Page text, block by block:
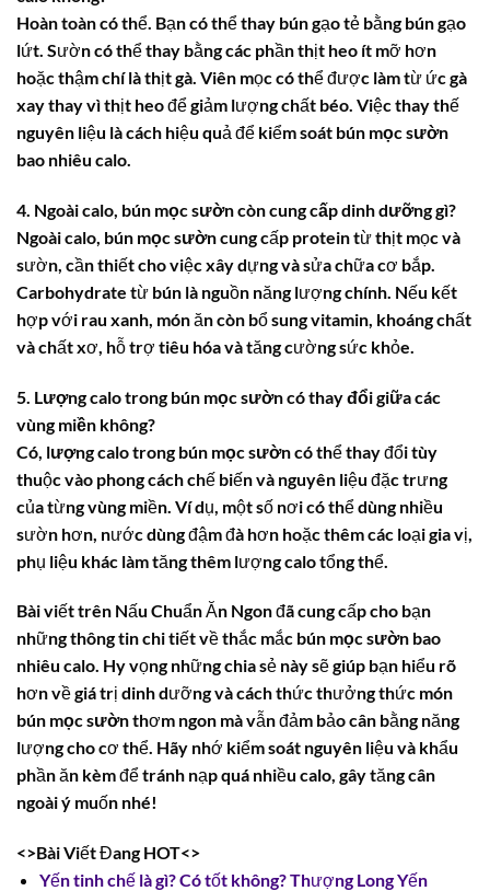
Hoàn toàn có thể. Bạn có thể thay bún gạo tẻ bằng bún gạo
lứt. Sườn có thể thay bằng các phần thịt heo ít mỡ hơn
hoặc thậm chí là thịt gà. Viên mọc có thể được làm từ ức gà
xay thay vì thịt heo để giảm lượng chất béo. Việc thay thế
nguyên liệu là cách hiệu quả để kiểm soát bún mọc sườn
bao nhiêu calo.
4. Ngoài calo, bún mọc sườn còn cung cấp dinh dưỡng gì?
Ngoài calo, bún mọc sườncung cấp protein từ thịt mọc và
sườn, cần thiết cho việc xây dựng và sửa chữa cơ bắp.
Carbohydrate từ bún là nguồn năng lượng chính. Nếu kết
hợp với rau xanh, món ăn còn bổ sung vitamin, khoáng chất
và chất xơ, hỗ trợ tiêu hóa và tăng cường sức khỏe.
5. Lượng calo trong bún mọc sườn có thay đổi giữa các
vùng miền không?
Có, lượng calo trong bún mọc sườncó thể thay đổi tùy
thuộc vào phong cách chế biến và nguyên liệu đặc trưng
của từng vùng miền. Ví dụ, một số nơi có thể dùng nhiều
sườn hơn, nước dùng đậm đà hơn hoặc thêm các loại gia vị,
phụ liệu khác làm tăng thêm lượng calo tổng thể.
Bài viết trên Nấu Chuẩn Ăn Ngon đã cung cấp cho bạn
những thông tin chi tiết về thắc mắc bún mọc sườn bao
nhiêu calo. Hy vọng những chia sẻ này sẽ giúp bạn hiểu rõ
hơn về giá trị dinh dưỡng và cách thức thưởng thức món
bún mọc sườnthơm ngon mà vẫn đảm bảo cân bằng năng
lượng cho cơ thể. Hãy nhớ kiểm soát nguyên liệu và khẩu
phần ăn kèm để tránh nạp quá nhiều calo, gây tăng cân
ngoài ý muốn nhé!
<>Bài Viết Đang HOT<>
Yến tinh chế là gì? Có tốt không? Thượng Long Yến